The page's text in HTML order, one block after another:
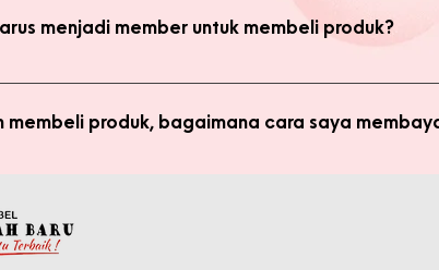
menjadi member untuk membeli produk?
bergabung menjadi member untuk membeli produk
membeli produk, bagaimana cara saya
konfirmasikan kepada Admin.
jadi member tapi tidak bisa login ke Produk